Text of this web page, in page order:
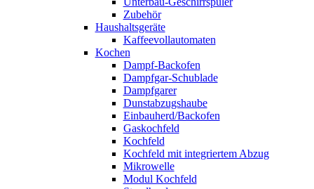
Zubehör
Haushaltsgeräte
Kaffeevollautomaten
Kochen
Dampf-Backofen
Dampfgar-Schublade
Dampfgarer
Dunstabzugshaube
Einbauherd/Backofen
Gaskochfeld
Kochfeld
Kochfeld mit integriertem Abzug
Mikrowelle
Modul Kochfeld